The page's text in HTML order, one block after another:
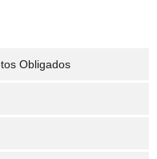
Obligados